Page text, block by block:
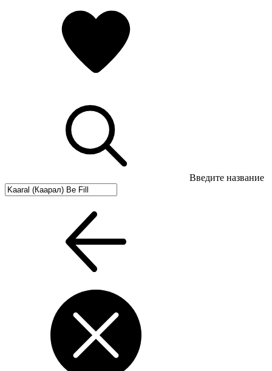
Введите название